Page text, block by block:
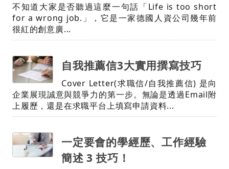
不知道大家是否聽過這麼一句話「Life is too short
for a wrong job.」，它是一家德國人資公司幾年前
很紅的創意廣...
自我推薦信3大實用撰寫技巧
Cover Letter(求職信/自我推薦信) 是向
企業展現誠意與競爭力的第一步。無論是透過Email附
上履歷，還是在求職平台上填寫申請資料...
一定要會的學經歷、工作經驗
簡述 3 技巧！